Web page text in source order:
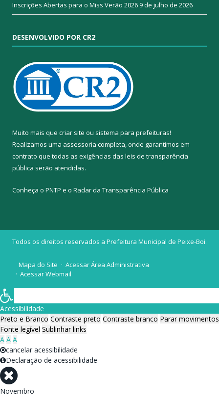
Inscrições Abertas para o Miss Verão 20269 de julho de 2026
DESENVOLVIDO POR CR2
Muito mais que criar site ou sistema para prefeituras!
Realizamos uma assessoria completa, onde garantimos em
contrato que todas as exigências das leis de transparência
pública serão atendidas.
Conheça o PNTP e o Radar da Transparência Pública
Todos os direitos reservados a Prefeitura Municipal de Peixe-Boi.
Mapa do Site
Acessar Área Administrativa
Acessar Webmail
Acessibilidade
Preto e Branco Contraste preto Contraste branco Parar movimentos
Fonte legível Sublinhar links
A A A
cancelar acessibilidade
Declaração de acessibilidade
Novembro